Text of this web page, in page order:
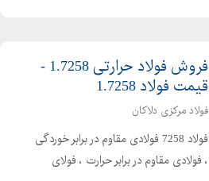
فروش فولاد حرارتی 1.7258 -
قیمت فولاد 1.7258
فولاد مرکزی دلاکان
فولاد 7258 فولادی مقاوم در برابر خوردگی
، فولادی مقاوم در برابر حرارت ، فولای